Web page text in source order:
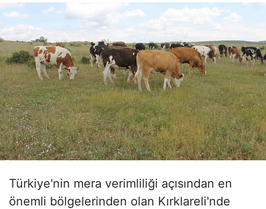
Türkiye'nin mera verimliliği açısından en
önemli bölgelerinden olan Kırklareli'nde